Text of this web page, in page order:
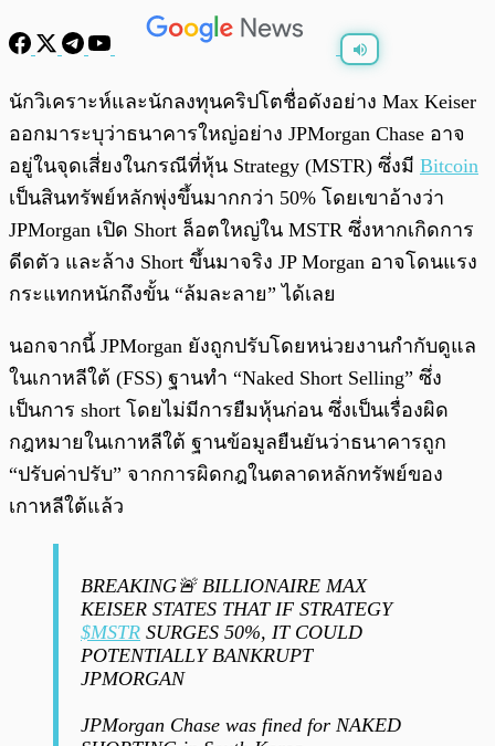
พร้อมเล่น
นักวิเคราะห์และนักลงทุนคริปโตชื่อดังอย่าง Max Keiser
ออกมาระบุว่าธนาคารใหญ่อย่าง JPMorgan Chase อาจ
อยู่ในจุดเสี่ยงในกรณีที่หุ้น Strategy (MSTR) ซึ่งมี Bitcoin
เป็นสินทรัพย์หลักพุ่งขึ้นมากกว่า 50% โดยเขาอ้างว่า
JPMorgan เปิด Short ล็อตใหญ่ใน MSTR ซึ่งหากเกิดการ
ดีดตัว และล้าง Short ขึ้นมาจริง JP Morgan อาจโดนแรง
กระแทกหนักถึงขั้น “ล้มละลาย” ได้เลย
นอกจากนี้ JPMorgan ยังถูกปรับโดยหน่วยงานกำกับดูแล
ในเกาหลีใต้ (FSS) ฐานทำ “Naked Short Selling” ซึ่ง
เป็นการ short โดยไม่มีการยืมหุ้นก่อน ซึ่งเป็นเรื่องผิด
กฎหมายในเกาหลีใต้ ฐานข้อมูลยืนยันว่าธนาคารถูก
“ปรับค่าปรับ” จากการผิดกฎในตลาดหลักทรัพย์ของ
เกาหลีใต้แล้ว
BREAKING🚨 BILLIONAIRE MAX
KEISER STATES THAT IF STRATEGY
$MSTR SURGES 50%, IT COULD
POTENTIALLY BANKRUPT
JPMORGAN
JPMorgan Chase was fined for NAKED